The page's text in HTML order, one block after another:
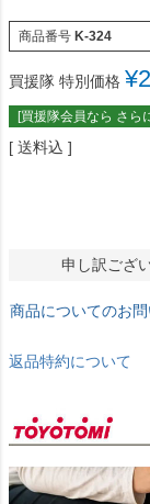
商品番号 K-324
買援隊 特別価格 ¥
[買援隊会員なら さら
送料込
申し訳ござ
商品についてのお
返品特約について